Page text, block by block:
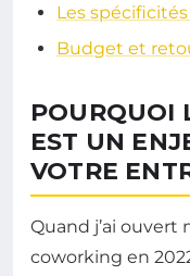
Les
Budget et
POURQUOI
EST UN
VOTRE
Quand j’ai
coworking en